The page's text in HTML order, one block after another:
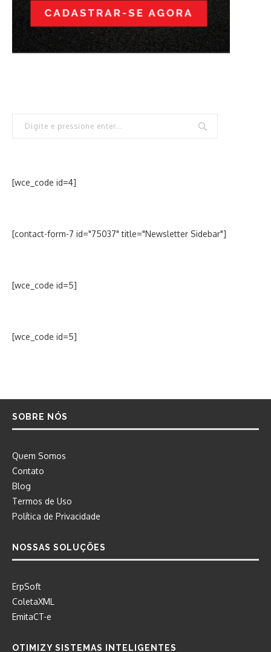
[wce_code id=4]
[contact-form-7 id="75037" title="Newsletter Sidebar"]
[wce_code id=5]
[wce_code id=5]
SOBRE NÓS
Quem Somos
Contato
Blog
Termos de Uso
Política de Privacidade
NOSSAS SOLUÇÕES
ErpSoft
ColetaXML
EmitaCT-e
OTIMIZY SISTEMAS INTELIGENTES